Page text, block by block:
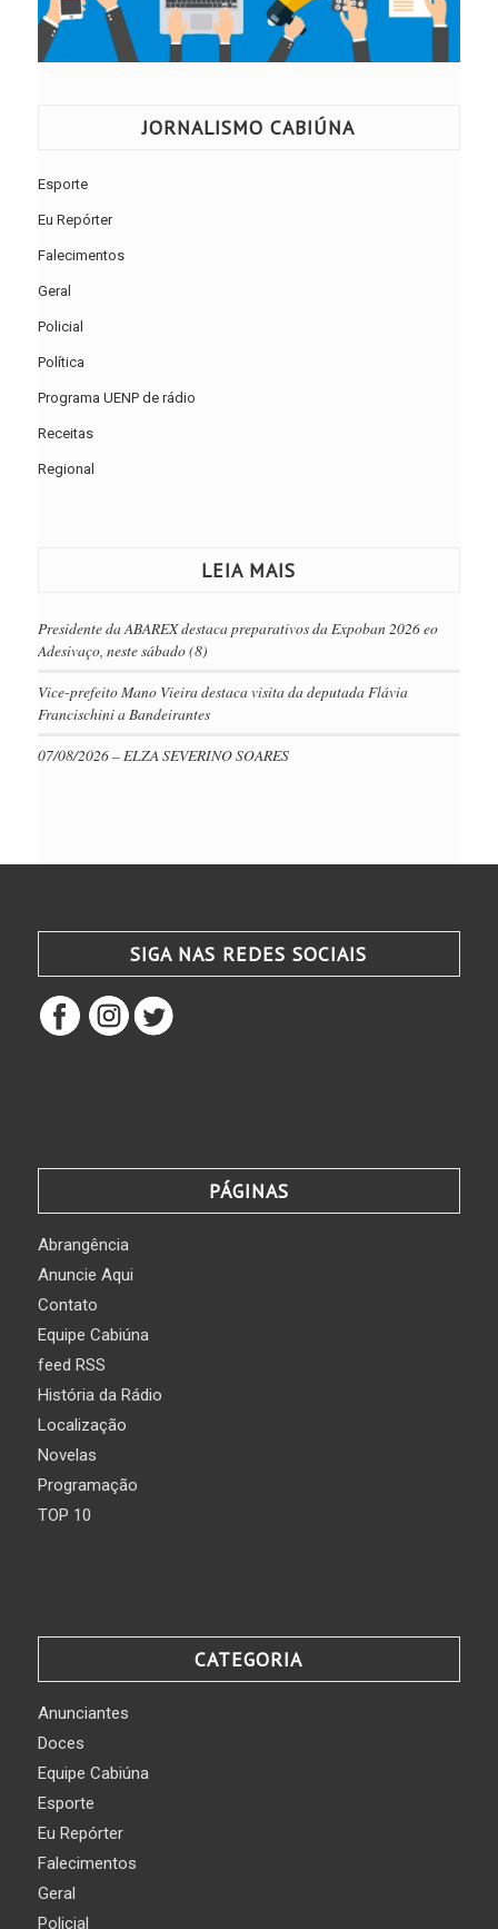
JORNALISMO CABIÚNA
Esporte
Eu Repórter
Falecimentos
Geral
Policial
Política
Programa UENP de rádio
Receitas
Regional
LEIA MAIS
Presidente da ABAREX destaca preparativos da Expoban 2026 eo
Adesivaço, neste sábado (8)
Vice-prefeito Mano Vieira destaca visita da deputada Flávia
Francischini a Bandeirantes
07/08/2026 – ELZA SEVERINO SOARES
SIGA NAS REDES SOCIAIS
PÁGINAS
Abrangência
Anuncie Aqui
Contato
Equipe Cabiúna
feed RSS
História da Rádio
Localização
Novelas
Programação
TOP 10
CATEGORIA
Anunciantes
Doces
Equipe Cabiúna
Esporte
Eu Repórter
Falecimentos
Geral
Policial